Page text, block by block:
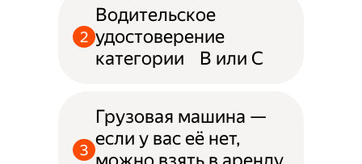
Водительское
удостоверение
категории B или С
Грузовая машина —
если у вас её нет,